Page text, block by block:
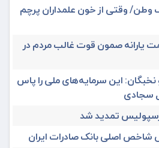
وطن/ وقتی از خون علمداران پرچم
قیمت یارانه صمون قوت غالب مردم در
این سرمایه‌های ملی را پاس
سجادی
تمدید شد
اصلی بانک صادرات ایران